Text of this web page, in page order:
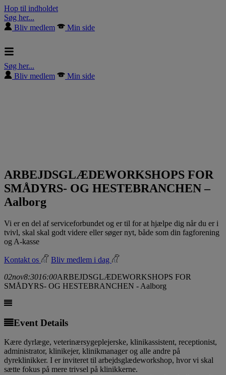
Hop til indholdet
Søg her...
Bliv medlem
Min side
Søg her...
Bliv medlem
Min side
ARBEJDSGLÆDEWORKSHOPS FOR
SMÅDYRS- OG HESTEBRANCHEN –
Aalborg
Vi er en del af serviceforbundet og er til for at hjælpe dig når du er i
tvivl, skal skal godt videre eller søger nyt, både som din fagforening
og A-kasse
Kontakt os
Bliv medlem i dag
02nov8:3016:00ARBEJDSGLÆDEWORKSHOPS FOR
SMÅDYRS- OG HESTEBRANCHEN - Aalborg
Event Details
Kære dyrlæge, veterinærsygeplejerske, klinikassistent, receptionist,
administrator, klinikejer, klinikmanager og alle andre på
dyreklinikker. I er inviteret til arbejdsglædeworkshop, hvor vi skal
sætte fokus på mere trivsel på klinikkerne.